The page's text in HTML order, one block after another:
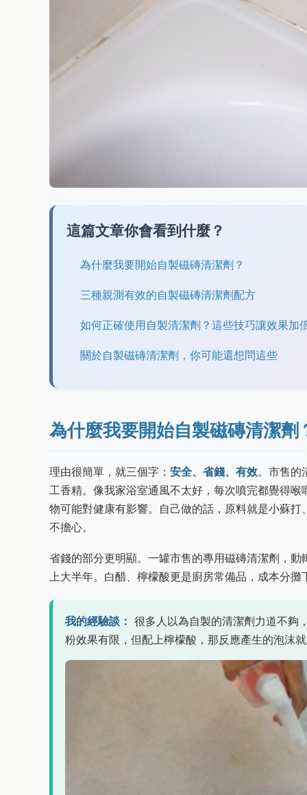
這篇文章你會看到什麼？
為什麼我要開始自製磁磚清潔劑？
三種親測有效的自製磁磚清潔劑配方
如何正確使用自製清潔劑？這些技巧讓效果加
關於自製磁磚清潔劑，你可能還想問這些
為什麼我要開始自製磁磚清潔劑
理由很簡單，就三個字： 安全、省錢、有效。市售的
工香精。像我家浴室通風不太好，每次噴完都覺得喉
物可能對健康有影響。自己做的話，原料就是小蘇
不擔心。
省錢的部分更明顯。一罐市售的專用磁磚清潔劑，
上大半年。白醋、檸檬酸更是廚房常備品，成本分攤
我的經驗談： 很多人以為自製的清潔劑力道不夠
粉效果有限，但配上檸檬酸，那反應產生的泡沫